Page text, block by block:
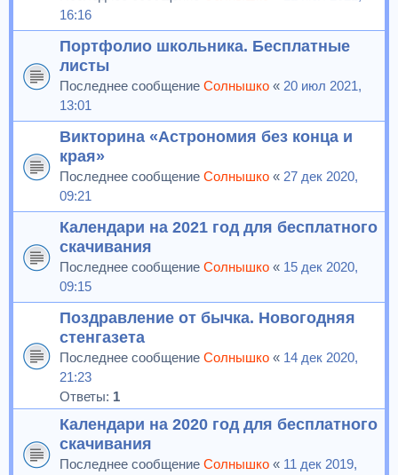
16:16
Портфолио школьника. Бесплатные
листы
Последнее сообщение Солнышко « 20 июл 2021,
13:01
Викторина «Астрономия без конца и
края»
Последнее сообщение Солнышко « 27 дек 2020,
09:21
Календари на 2021 год для бесплатного
скачивания
Последнее сообщение Солнышко « 15 дек 2020,
09:15
Поздравление от бычка. Новогодняя
стенгазета
Последнее сообщение Солнышко « 14 дек 2020,
21:23
Ответы: 1
Календари на 2020 год для бесплатного
скачивания
Последнее сообщение Солнышко « 11 дек 2019,